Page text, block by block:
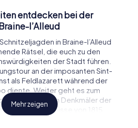
entdecken bei der
l’Alleud
in Braine-l’Alleud
Rätsel, die euch zu den
der Stadt führen.
an der imposanten Sint-
als Feldlazarett während der
diente. Weiter geht es zum
markantesten Denkmäler der
Ereignisse von 1815
Mehr zeigen